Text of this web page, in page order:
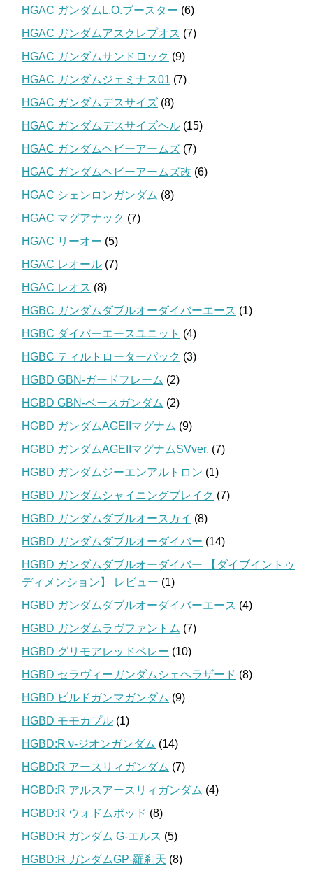
HGAC ガンダムL.O.ブースター (6)
HGAC ガンダムアスクレプオス (7)
HGAC ガンダムサンドロック (9)
HGAC ガンダムジェミナス01 (7)
HGAC ガンダムデスサイズ (8)
HGAC ガンダムデスサイズヘル (15)
HGAC ガンダムヘビーアームズ (7)
HGAC ガンダムヘビーアームズ改 (6)
HGAC シェンロンガンダム (8)
HGAC マグアナック (7)
HGAC リーオー (5)
HGAC レオール (7)
HGAC レオス (8)
HGBC ガンダムダブルオーダイバーエース (1)
HGBC ダイバーエースユニット (4)
HGBC ティルトローターパック (3)
HGBD GBN-ガードフレーム (2)
HGBD GBN-ベースガンダム (2)
HGBD ガンダムAGEIIマグナム (9)
HGBD ガンダムAGEIIマグナムSVver. (7)
HGBD ガンダムジーエンアルトロン (1)
HGBD ガンダムシャイニングブレイク (7)
HGBD ガンダムダブルオースカイ (8)
HGBD ガンダムダブルオーダイバー (14)
HGBD ガンダムダブルオーダイバー 【ダイブイントゥ
ディメンション】 レビュー (1)
HGBD ガンダムダブルオーダイバーエース (4)
HGBD ガンダムラヴファントム (7)
HGBD グリモアレッドベレー (10)
HGBD セラヴィーガンダムシェヘラザード (8)
HGBD ビルドガンマガンダム (9)
HGBD モモカプル (1)
HGBD:R ν-ジオンガンダム (14)
HGBD:R アースリィガンダム (7)
HGBD:R アルスアースリィガンダム (4)
HGBD:R ウォドムポッド (8)
HGBD:R ガンダム G-エルス (5)
HGBD:R ガンダムGP-羅刹天 (8)